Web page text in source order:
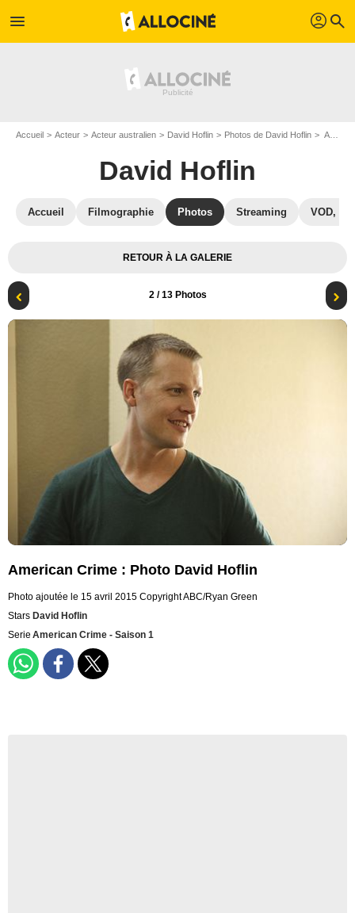
menu profil search
Accueil Acteur Acteur australien David Hoflin Photos de David Hoflin American Crime : Photo David Hoflin
David Hoflin
Accueil Filmographie Photos Streaming VOD,
RETOUR À LA GALERIE
2/ 13 Photos
American Crime : Photo David Hoflin
Photo ajoutée le 15 avril 2015 Copyright ABC/Ryan Green
Stars David Hoflin
Serie American Crime - Saison 1